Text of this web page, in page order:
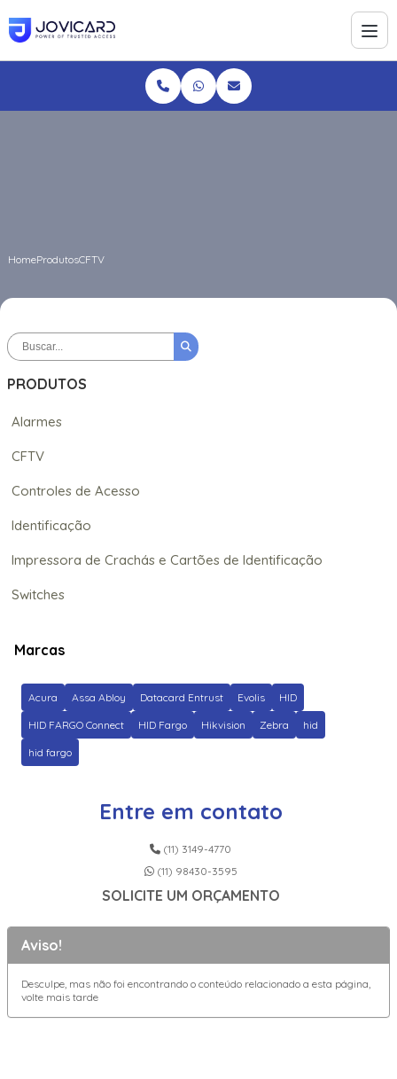
HomeProdutosCFTV
PRODUTOS
Alarmes
CFTV
Controles de Acesso
Identificação
Impressora de Crachás e Cartões de Identificação
Switches
Marcas
Acura Assa Abloy Datacard Entrust Evolis HID
HID FARGO Connect HID Fargo Hikvision Zebra hid
hid fargo
Entre em contato
(11) 3149-4770
(11) 98430-3595
SOLICITE UM ORÇAMENTO
Aviso!
Desculpe, mas não foi encontrando o conteúdo relacionado a esta página,
volte mais tarde